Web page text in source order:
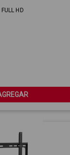
HD